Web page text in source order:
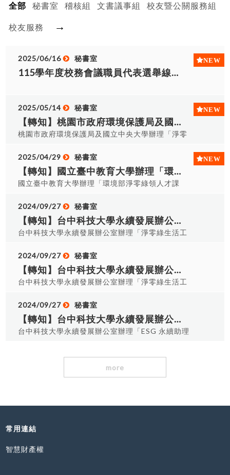
全部 秘書室 稽核組 文書議事組 校友暨公關服務組
校友服務 →
2025/06/16 秘書室
115學年度校務會議職員代表選舉線上投票
2025/05/14 秘書室
【轉知】桃園市政府環境保護局及國立中央大學辦理「淨零減碳 永續桃園」成果研討會。
桃園市政府環境保護局及國立中央大學辦理「淨零
月26日(一)13:00-15:30 研討會地點：國立中央大
學 研究綜合大樓1樓羅家倫講堂。 課程內容及相關
報名連結如附圖。 如有任何疑問 請洽秘書室 (分機
2025/04/29 秘書室
【轉知】國立臺中教育大學辦理「環境部淨零綠領人才課程」
國立臺中教育大學辦理「環境部淨零綠領人才課
星期㇐、二 11424期 07/03-07/25 每周星期四、
五 11431期 10/18-11/09 每周星期六、日 課程
內容及相關報名連結 請洽秘書室 (分機6022)！
2024/09/27 秘書室
【轉知】台中科技大學永續發展辦公室辦理「淨零綠生活工作坊(學生場)」。
台中科技大學永續發展辦公室辦理「淨零綠生活工
(三) 早上9時0分至下午12時0分。 ●活動地點：：
國立自然科學博物館(實際地點開課前以Email通
知)。 請有意參加學生自行上網報名，擬准於公假半
https://forms.gle/Nhi1omFMqwTVffC69 如需
詳細報名資訊 ，請洽秘書室 (分機6022)！
2024/09/27 秘書室
【轉知】台中科技大學永續發展辦公室辦理「淨零綠生活工作坊(教師場)」。
台中科技大學永續發展辦公室辦理「淨零綠生活工
(二) 下午1時30分至下午5時0分。 ●活動地點：國
立臺中科技大學中技大樓2樓 H201多媒體會議室
詳細報名資訊 ，請洽秘書室！
2024/09/27 秘書室
【轉知】台中科技大學永續發展辦公室辦理「ESG 永續助理管理師認證專業師資研習營」。
台中科技大學永續發展辦公室辦理「ESG 永續助理
09：00 ~ PM 17：00 詳細報名資訊 ，請洽秘書
more
常用連結
智慧財產權